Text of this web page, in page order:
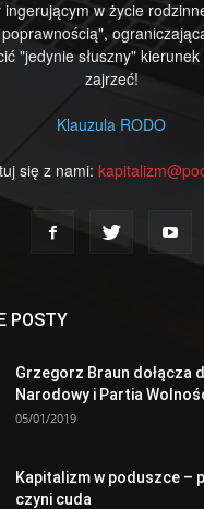
w życie
"jedynie słuszny"
zajrzeć!
Klauzula RODO
się z nami:
POSTY
Grzegorz Braun dołącza
Narodowy i Partia
05/01/2019
Kapitalizm w poduszce –
czyni cuda